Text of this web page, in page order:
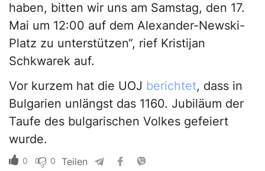
haben, bitten wir uns am Samstag, den 17.
Mai um 12:00 auf dem Alexander-Newski-
Platz zu unterstützen“, rief Kristijan
Schkwarek auf.
Vor kurzem hat die UOJ berichtet, dass in
Bulgarien unlängst das 1160. Jubiläum der
Taufe des bulgarischen Volkes gefeiert
wurde.
0 0 Teilen